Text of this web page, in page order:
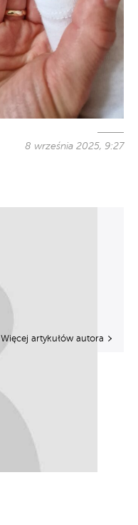
8 września 2025, 9:27
Więcej artykułów autora